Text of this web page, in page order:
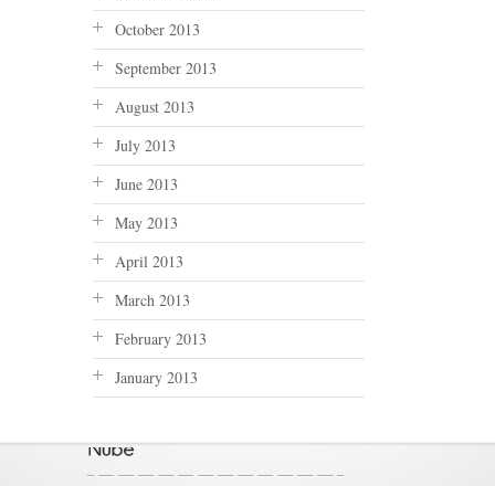
October 2013
September 2013
August 2013
July 2013
June 2013
May 2013
April 2013
March 2013
February 2013
January 2013